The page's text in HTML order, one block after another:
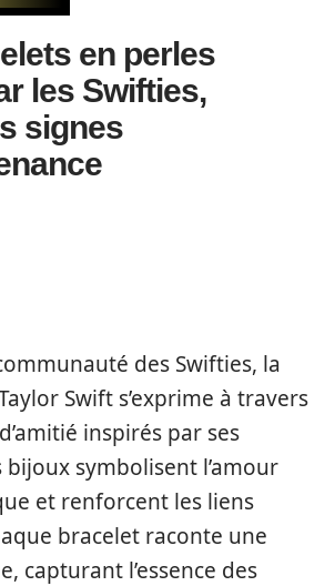
en perles
les Swifties,
signes
des Swifties, la
Swift s’exprime à travers
inspirés par ses
bijoux symbolisent l’amour
et renforcent les liens
bracelet raconte une
capturant l’essence des